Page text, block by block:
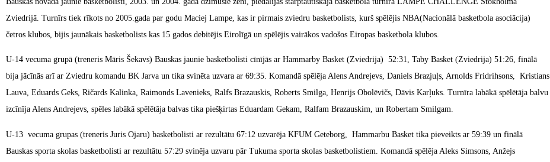
Zviedrijā. Turnīrs tiek rīkots no 2005.gada par godu Maciej Lampe, kas ir pirmais zviedru basketbolists, kurš spēlējis NBA(Nacionālā basketbola asociācija)
četros klubos, bijis jaunākais basketbolists kas 15 gados debitējis Eirolīgā un spēlējis vairākos vadošos Eiropas basketbola klubos.
U-14 vecuma grupā (treneris Māris Šekavs) Bauskas jaunie basketbolisti cīnījās ar Hammarby Basket (Zviedrija) 52:31, Taby Basket (Zviedrija) 51:26, finālā
bija jācīnās arī ar Zviedru komandu BK Jarva un tika svinēta uzvara ar 69:35. Komandā spēlēja Alens Andrejevs, Daniels Brazjuļs, Arnolds Fridrihsons, Kristians
Lauva, Eduards Geks, Ričards Kalinka, Raimonds Lavenieks, Ralfs Brazauskis, Roberts Smilga, Henrijs Obolēvičs, Dāvis Karļuks. Turnīra labākā spēlētāja balvu
izcīnīja Alens Andrejevs, spēles labākā spēlētāja balvas tika piešķirtas Eduardam Gekam, Ralfam Brazauskim, un Robertam Smilgam.
U-13 vecuma grupas (treneris Juris Ojaru) basketbolisti ar rezultātu 67:12 uzvarēja KFUM Geteborg, Hammarbu Basket tika pieveikts ar 59:39 un finālā
Bauskas sporta skolas basketbolisti ar rezultātu 57:29 svinēja uzvaru pār Tukuma sporta skolas basketbolistiem. Komandā spēlēja Aleks Simsons, Anžejs